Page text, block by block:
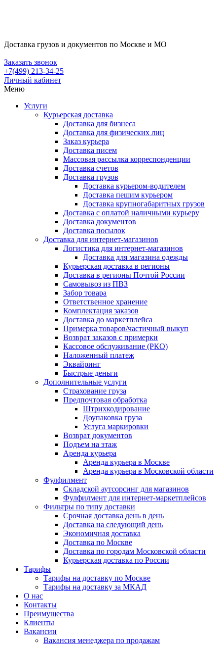
Доставка грузов и документов по Москве и МО
Заказать звонок
+7(499) 213-34-25
Личный кабинет
Меню
Услуги
Курьерская доставка
Доставка для бизнеса
Доставка для физических лиц
Заказ курьера
Доставка писем
Массовая рассылка корреспонденции
Доставка счетов
Доставка грузов
Доставка курьером-водителем
Доставка пешим курьером
Доставка крупногабаритных грузов
Доставка с оплатой наличными курьеру
Доставка документов
Доставка посылок
Доставка для интернет-магазинов
Логистика для интернет-магазинов
Доставка для магазина одежды
Курьерская доставка в регионы
Доставка в регионы Почтой России
Самовывоз из ПВЗ
Забор товара
Ответственное хранение
Комплектация заказов
Доставка до маркетплейса
Примерка товаров/частичный выкуп
Возврат заказов с примерки
Кассовое обслуживание (РКО)
Наложенный платеж
Эквайринг
Быстрые деньги
Дополнительные услуги
Страхование груза
Предпочтовая обработка
Штрихкодирование
Доупаковка груза
Услуга маркировки
Возврат документов
Подъем на этаж
Аренда курьера
Аренда курьера в Москве
Аренда курьера в Московской области
Фулфилмент
Складской аутсорсинг для магазинов
Фулфилмент для интернет-маркетплейсов
Фильтры по типу доставки
Срочная доставка день в день
Доставка на следующий день
Экономичная доставка
Доставка по Москве
Доставка по городам Московской области
Курьерская доставка по России
Тарифы
Тарифы на доставку по Москве
Тарифы на доставку за МКАД
О нас
Контакты
Преимущества
Клиенты
Вакансии
Вакансия менеджера по продажам